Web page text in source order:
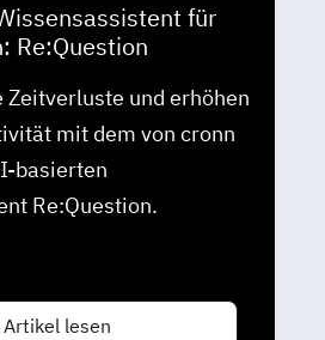
für
Re:Question
Zeitverluste und erhöhen
mit dem von cronn
basierten
Re:Question.
Artikel lesen